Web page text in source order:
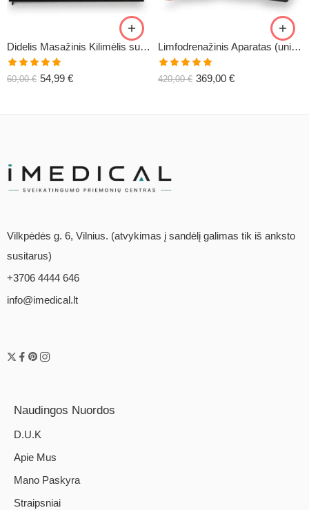
Didelis Masažinis Kilimėlis su Pagalve XL-CLASSIC1
Įvertinimas:
5.00
60,00€ 54,99 €
Limfodrenažinis Aparatas (universalus) C6
Įvertinimas:
5.00
420,00€ 369,00 €
Vilkpėdės g. 6, Vilnius. (atvykimas į sandėlį galimas tik iš anksto
susitarus)
+3706 4444 646
info@imedical.lt
Naudingos Nuordos
D.U.K
Apie Mus
Mano Paskyra
Straipsniai